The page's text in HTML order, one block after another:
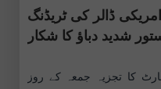
ڈالر کی ٹریڈنگ
شدید دباؤ کا شکار
کے 5 منٹ کے چارٹ کا تجزیہ جمعہ کے روز